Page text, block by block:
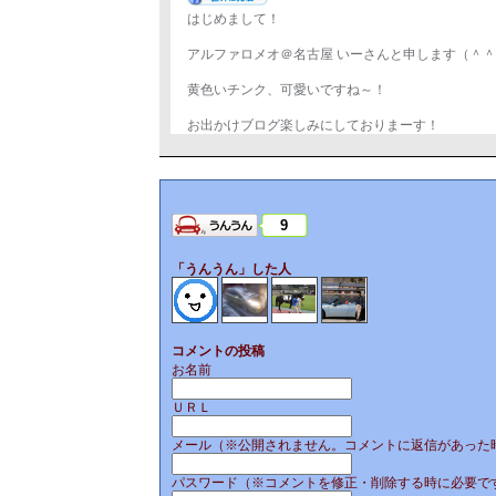
はじめまして！
アルファロメオ＠名古屋 いーさんと申します（＾＾
黄色いチンク、可愛いですね～！
お出かけブログ楽しみにしておりまーす！
9
「うんうん」した人
コメントの投稿
お名前
ＵＲＬ
メール（※公開されません。コメントに返信があった
パスワード（※コメントを修正・削除する時に必要で